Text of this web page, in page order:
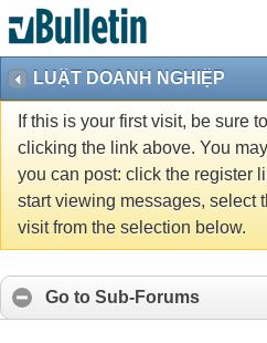
LUẬT DOANH NGHIỆP
If this is your first visit, be sure
clicking the link above. You
you can post: click the register
start viewing messages, select
visit from the selection below.
Go to Sub-Forums